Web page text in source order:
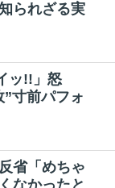
られざる実
ッ!!」怒
寸前パフォ
省「めちゃ
なかったと